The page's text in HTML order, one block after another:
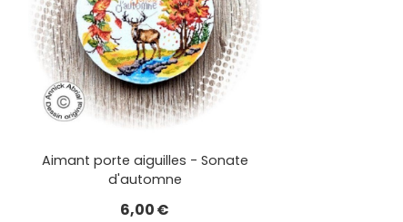
Aimant porte aiguilles - Sonate
d'automne
6,00€